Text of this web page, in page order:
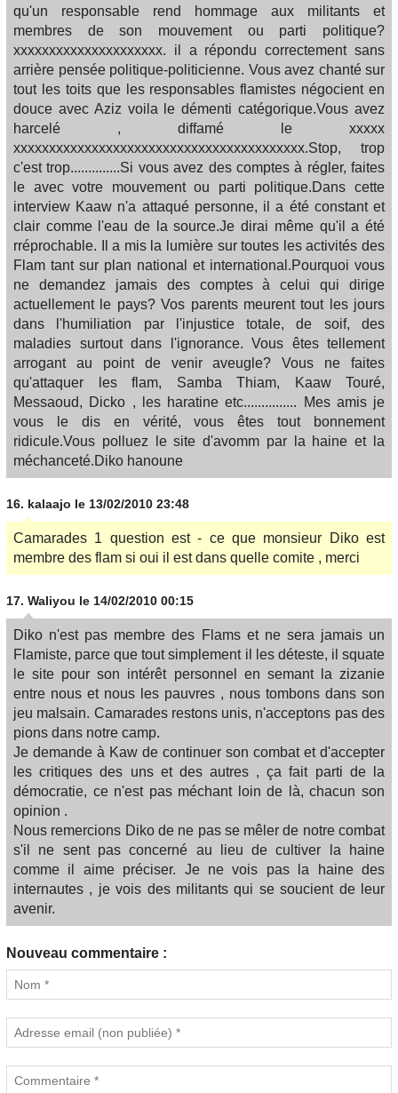
qu'un responsable rend hommage aux militants et
membres de son mouvement ou parti politique?
xxxxxxxxxxxxxxxxxxxxx. il a répondu correctement sans
arrière pensée politique-politicienne. Vous avez chanté sur
tout les toits que les responsables flamistes négocient en
douce avec Aziz voila le démenti catégorique.Vous avez
harcelé , diffamé le xxxxx
xxxxxxxxxxxxxxxxxxxxxxxxxxxxxxxxxxxxxxxxx.Stop, trop
c'est trop..............Si vous avez des comptes à régler, faites
le avec votre mouvement ou parti politique.Dans cette
interview Kaaw n'a attaqué personne, il a été constant et
clair comme l'eau de la source.Je dirai même qu'il a été
rréprochable. Il a mis la lumière sur toutes les activités des
Flam tant sur plan national et international.Pourquoi vous
ne demandez jamais des comptes à celui qui dirige
actuellement le pays? Vos parents meurent tout les jours
dans l'humiliation par l'injustice totale, de soif, des
maladies surtout dans l'ignorance. Vous êtes tellement
arrogant au point de venir aveugle? Vous ne faites
qu'attaquer les flam, Samba Thiam, Kaaw Touré,
Messaoud, Dicko , les haratine etc............... Mes amis je
vous le dis en vérité, vous êtes tout bonnement
ridicule.Vous polluez le site d'avomm par la haine et la
méchanceté.Diko hanoune
16. kalaajo le 13/02/2010 23:48
Camarades 1 question est - ce que monsieur Diko est
membre des flam si oui il est dans quelle comite , merci
17. Waliyou le 14/02/2010 00:15
Diko n'est pas membre des Flams et ne sera jamais un
Flamiste, parce que tout simplement il les déteste, il squate
le site pour son intérêt personnel en semant la zizanie
entre nous et nous les pauvres , nous tombons dans son
jeu malsain. Camarades restons unis, n'acceptons pas des
pions dans notre camp.
Je demande à Kaw de continuer son combat et d'accepter
les critiques des uns et des autres , ça fait parti de la
démocratie, ce n'est pas méchant loin de là, chacun son
opinion .
Nous remercions Diko de ne pas se mêler de notre combat
s'il ne sent pas concerné au lieu de cultiver la haine
comme il aime préciser. Je ne vois pas la haine des
internautes , je vois des militants qui se soucient de leur
avenir.
Nouveau commentaire :